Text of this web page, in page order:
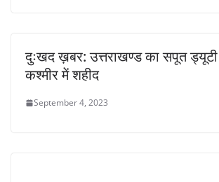
दुःखद ख़बर: उत्तराखण्ड का सपूत
कश्मीर में शहीद
September 4, 2023